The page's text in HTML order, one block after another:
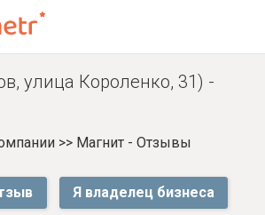
улица Короленко, 31) -
>> Магнит - Отзывы
Я владелец бизнеса